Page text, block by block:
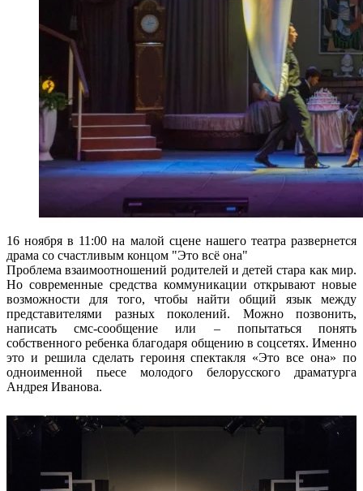
16 ноября в 11:00 на малой сцене нашего театра развернется
драма со счастливым концом "Это всё она"
Проблема взаимоотношений родителей и детей стара как мир.
Но современные средства коммуникации открывают новые
возможности для того, чтобы найти общий язык между
представителями разных поколений. Можно позвонить,
написать смс-сообщение или – попытаться понять
собственного ребенка благодаря общению в соцсетях. Именно
это и решила сделать героиня спектакля «Это все она» по
одноименной пьесе молодого белорусского драматурга
Андрея Иванова.